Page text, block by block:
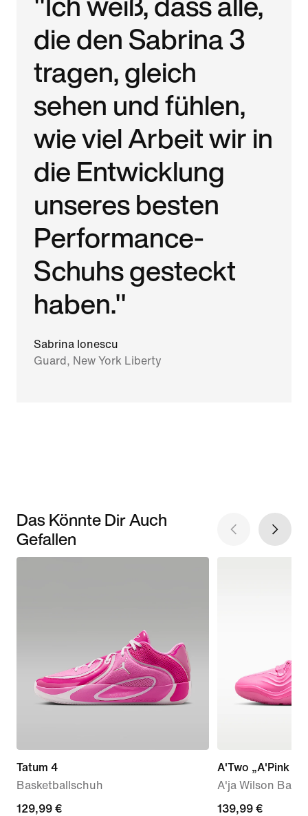
die den Sabrina 3
tragen, gleich
sehen und fühlen,
wie viel Arbeit wir in
die Entwicklung
unseres besten
Performance-
Schuhs gesteckt
haben."
Sabrina Ionescu
Guard, New York Liberty
Das Könnte Dir Auch
Gefallen
Tatum 4
Basketballschuh
129,99 €
129,99 €
A'Two „A'Pink
A'ja Wilson
139,99 €
139,99 €